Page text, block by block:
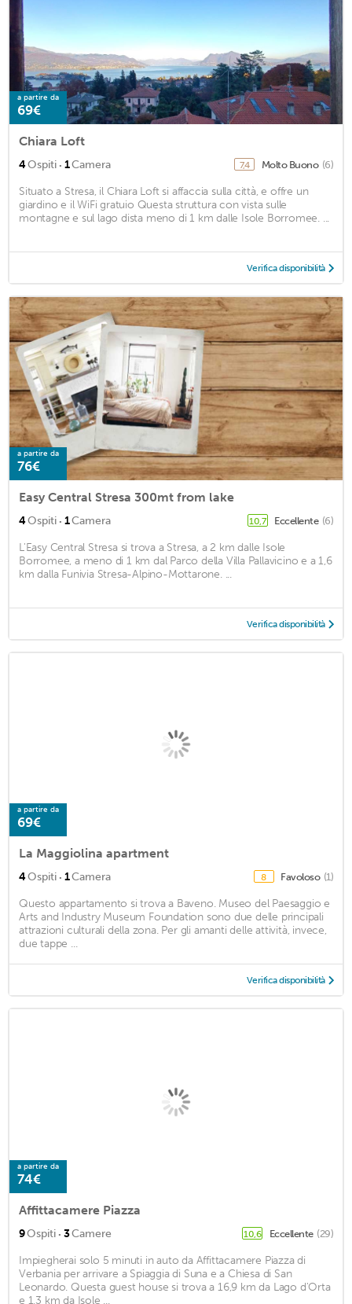
a partire da
69€
Chiara Loft
4Ospiti · 1Camera 7,4 Molto Buono (6)
Situato a Stresa, il Chiara Loft si affaccia sulla città, e offre un
giardino e il WiFi gratuio Questa struttura con vista sulle
montagne e sul lago dista meno di 1 km dalle Isole Borromee. ...
Verifica disponibilità
a partire da
76€
Easy Central Stresa 300mt from lake
4Ospiti · 1Camera 10,7 Eccellente (6)
L'Easy Central Stresa si trova a Stresa, a 2 km dalle Isole
Borromee, a meno di 1 km dal Parco della Villa Pallavicino e a 1,6
km dalla Funivia Stresa-Alpino-Mottarone. ...
Verifica disponibilità
a partire da
69€
La Maggiolina apartment
4Ospiti · 1Camera 8 Favoloso (1)
Questo appartamento si trova a Baveno. Museo del Paesaggio e
Arts and Industry Museum Foundation sono due delle principali
attrazioni culturali della zona. Per gli amanti delle attività, invece,
due tappe ...
Verifica disponibilità
a partire da
74€
Affittacamere Piazza
9Ospiti · 3Camere 10,6 Eccellente (29)
Impiegherai solo 5 minuti in auto da Affittacamere Piazza di
Verbania per arrivare a Spiaggia di Suna e a Chiesa di San
Leonardo. Questa guest house si trova a 16,9 km da Lago d'Orta
e 1,3 km da Isole ...